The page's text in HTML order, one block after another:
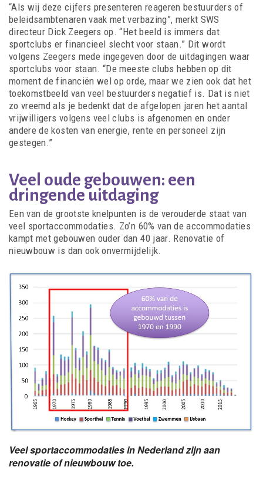
“Als wij deze cijfers presenteren reageren bestuurders of
beleidsambtenaren vaak met verbazing”, merkt SWS
directeur Dick Zeegers op. “Het beeld is immers dat
sportclubs er financieel slecht voor staan.” Dit wordt
volgens Zeegers mede ingegeven door de uitdagingen waar
sportclubs voor staan. “De meeste clubs hebben op dit
moment de financiën wel op orde, maar we zien ook dat het
toekomstbeeld van veel bestuurders negatief is. Dat is niet
zo vreemd als je bedenkt dat de afgelopen jaren het aantal
vrijwilligers volgens veel clubs is afgenomen en onder
andere de kosten van energie, rente en personeel zijn
gestegen.”
Veel oude gebouwen: een
dringende uitdaging
Een van de grootste knelpunten is de verouderde staat van
veel sportaccommodaties. Zo’n 60% van de accommodaties
kampt met gebouwen ouder dan 40 jaar. Renovatie of
nieuwbouw is dan ook onvermijdelijk.
Veel sportaccommodaties in Nederland zijn aan
renovatie of nieuwbouw toe.